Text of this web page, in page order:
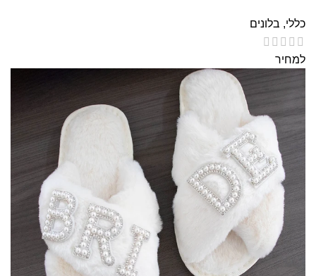
כללי, בלונים
למחיר